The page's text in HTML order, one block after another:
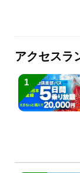
アクセスラ
1